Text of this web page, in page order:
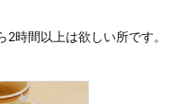
2時間以上は欲しい所です。